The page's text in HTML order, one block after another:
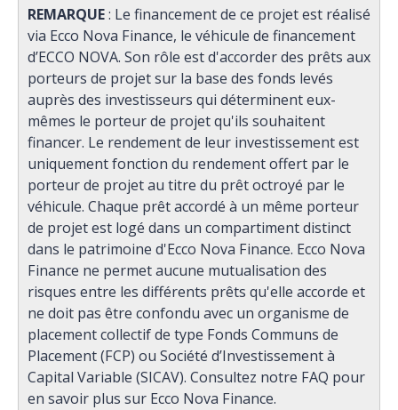
REMARQUE: Le financement de ce projet est réalisé
via Ecco Nova Finance, le véhicule de financement
d’ECCO NOVA. Son rôle est d'accorder des prêts aux
porteurs de projet sur la base des fonds levés
auprès des investisseurs qui déterminent eux-
mêmes le porteur de projet qu'ils souhaitent
financer. Le rendement de leur investissement est
uniquement fonction du rendement offert par le
porteur de projet au titre du prêt octroyé par le
véhicule. Chaque prêt accordé à un même porteur
de projet est logé dans un compartiment distinct
dans le patrimoine d'Ecco Nova Finance. Ecco Nova
Finance ne permet aucune mutualisation des
risques entre les différents prêts qu'elle accorde et
ne doit pas être confondu avec un organisme de
placement collectif de type Fonds Communs de
Placement (FCP) ou Société d’Investissement à
Capital Variable (SICAV). Consultez notre FAQ pour
en savoir plus sur Ecco Nova Finance.